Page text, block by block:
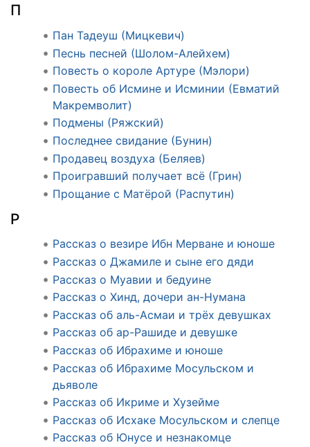
П
Пан Тадеуш (Мицкевич)
Песнь песней (Шолом-Алейхем)
Повесть о короле Артуре (Мэлори)
Повесть об Исмине и Исминии (Евматий
Макремволит)
Подмены (Ряжский)
Последнее свидание (Бунин)
Продавец воздуха (Беляев)
Проигравший получает всё (Грин)
Прощание с Матёрой (Распутин)
Р
Рассказ о везире Ибн Мерване и юноше
Рассказ о Джамиле и сыне его дяди
Рассказ о Муавии и бедуине
Рассказ о Хинд, дочери ан-Нумана
Рассказ об аль-Асмаи и трёх девушках
Рассказ об ар-Рашиде и девушке
Рассказ об Ибрахиме и юноше
Рассказ об Ибрахиме Мосульском и
дьяволе
Рассказ об Икриме и Хузейме
Рассказ об Исхаке Мосульском и слепце
Рассказ об Юнусе и незнакомце